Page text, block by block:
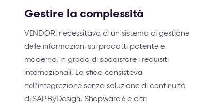
Gestire la complessità
VENDORi necessitava di un sistema di gestione
delle informazioni sui prodotti potente e
moderno, in grado di soddisfare i requisiti
internazionali. La sfida consisteva
nell’integrazione senza soluzione di continuità
di SAP ByDesign, Shopware 6 e altri